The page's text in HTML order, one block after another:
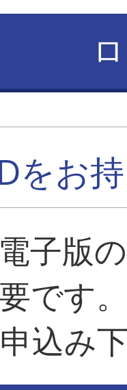
をお
子版
です
込み